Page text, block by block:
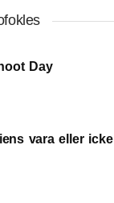
Day
vara eller icke